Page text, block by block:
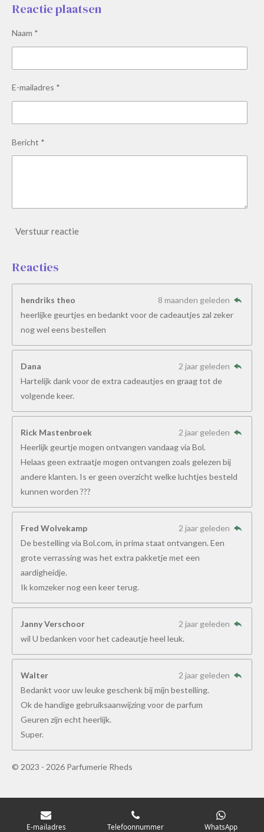
Reactie plaatsen
Naam *
E-mailadres *
Bericht *
Verstuur reactie
Reacties
hendriks theo
8 maanden geleden
heerlijke geurtjes en bedankt voor de cadeautjes zal zeker
nog wel eens bestellen
Dana
2 jaar geleden
Hartelijk dank voor de extra cadeautjes en graag tot de
volgende keer.
Rick Mastenbroek
2 jaar geleden
Heerlijk geurtje mogen ontvangen vandaag via Bol.
Helaas geen extraatje mogen ontvangen zoals gelezen bij
andere klanten. Is er geen overzicht welke luchtjes besteld
kunnen worden ???
Fred Wolvekamp
2 jaar geleden
De bestelling via Bol.com, in prima staat ontvangen. Een
grote verrassing was het extra pakketje met een
aardigheidje.
Ik komzeker nog een keer terug.
Janny Verschoor
2 jaar geleden
wil U bedanken voor het cadeautje heel leuk.
Walter
2 jaar geleden
Bedankt voor uw leuke geschenk bij mijn bestelling.
Ok de handige gebruiksaanwijzing voor de parfum
Geuren zijn echt heerlijk.
Super.
© 2023 - 2026 Parfumerie Rheds
E-mailadres Telefoonnummer WhatsApp